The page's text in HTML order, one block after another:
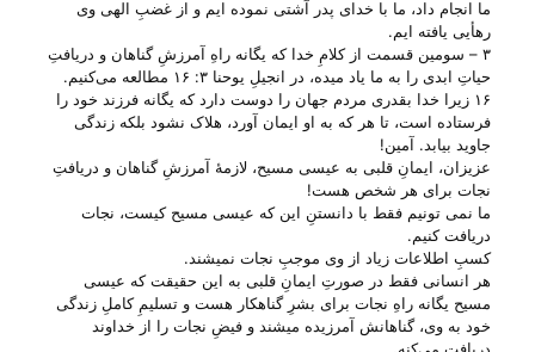
ما انجام داد، ما با خدای پدر آشتی نموده ایم و از غضبِ الهی وی
رهأیی یافته ایم.
۳ – سومین قسمت از کلامِ خدا که یگانه راهِ آمرزشِ گناهان و دریافتِ
حیاتِ ابدی را به ما یاد میده، در انجیلِ یوحنا ۳: ۱۶ مطالعه می‌‌کنیم.
۱۶ زیرا خدا بقدری مردم جهان را دوست دارد که یگانه فرزند خود را
فرستاده است، تا هر که به او ایمان آورد، هلاک نشود بلکه زندگی
جاوید بیابد. آمین!
عزیزان، ایمانِ قلبی به عیسی مسیح، لازمهٔ آمرزشِ گناهان و دریافتِ
نجات برای هر شخص هست!
ما نمی تونیم فقط با دانستنِ این که عیسی مسیح کیست، نجات
دریافت کنیم.
کسبِ اطلاعات زیاد از وی موجبِ نجات نمیشند.
هر انسانی فقط در صورتِ ایمانِ قلبی به این حقیقت که عیسی
مسیح یگانه راهِ نجات برای بشرِ گناهکار هست و تسلیمِ کاملِ زندگی
خود به وی، گناهانش آمرزیده میشند و فیضِ نجات را از خداوند